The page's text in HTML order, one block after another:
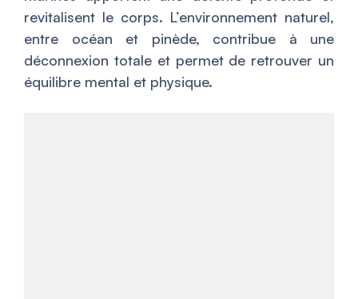
revitalisent le corps. L’environnement naturel,
entre océan et pinède, contribue à une
déconnexion totale et permet de retrouver un
équilibre mental et physique.